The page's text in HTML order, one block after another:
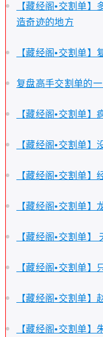
【藏经阁•交割单
造奇迹的地方
【藏经阁•交割单】
复盘高手交割单的
【藏经阁•交割单】
【藏经阁•交割单】
【藏经阁•交割单】
【藏经阁•交割单】
【藏经阁•交割单
【藏经阁•交割单
【藏经阁•交割单
【藏经阁•交割单】